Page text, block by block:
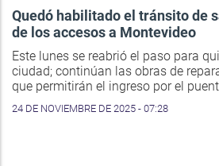
Quedó habilitado el tránsito de
de los accesos a Montevideo
Este lunes se reabrió el paso para
ciudad; continúan las obras de
que permitirán el ingreso por el
24 DE NOVIEMBRE DE 2025 - 07:28